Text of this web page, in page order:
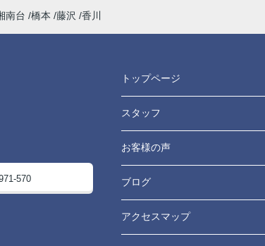
南台 橋本 藤沢 香川
570
トップページ
スタッフ
お客様の声
ブログ
アクセスマップ